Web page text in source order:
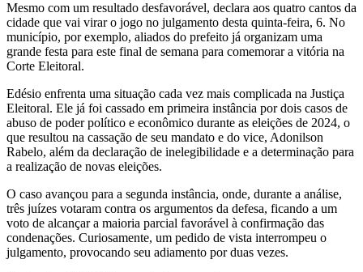
Mesmo com um resultado desfavorável, declara aos quatro cantos da
cidade que vai virar o jogo no julgamento desta quinta-feira, 6. No
município, por exemplo, aliados do prefeito já organizam uma
grande festa para este final de semana para comemorar a vitória na
Corte Eleitoral.
Edésio enfrenta uma situação cada vez mais complicada na Justiça
Eleitoral. Ele já foi cassado em primeira instância por dois casos de
abuso de poder político e econômico durante as eleições de 2024, o
que resultou na cassação de seu mandato e do vice, Adonilson
Rabelo, além da declaração de inelegibilidade e a determinação para
a realização de novas eleições.
O caso avançou para a segunda instância, onde, durante a análise,
três juízes votaram contra os argumentos da defesa, ficando a um
voto de alcançar a maioria parcial favorável à confirmação das
condenações. Curiosamente, um pedido de vista interrompeu o
julgamento, provocando seu adiamento por duas vezes.